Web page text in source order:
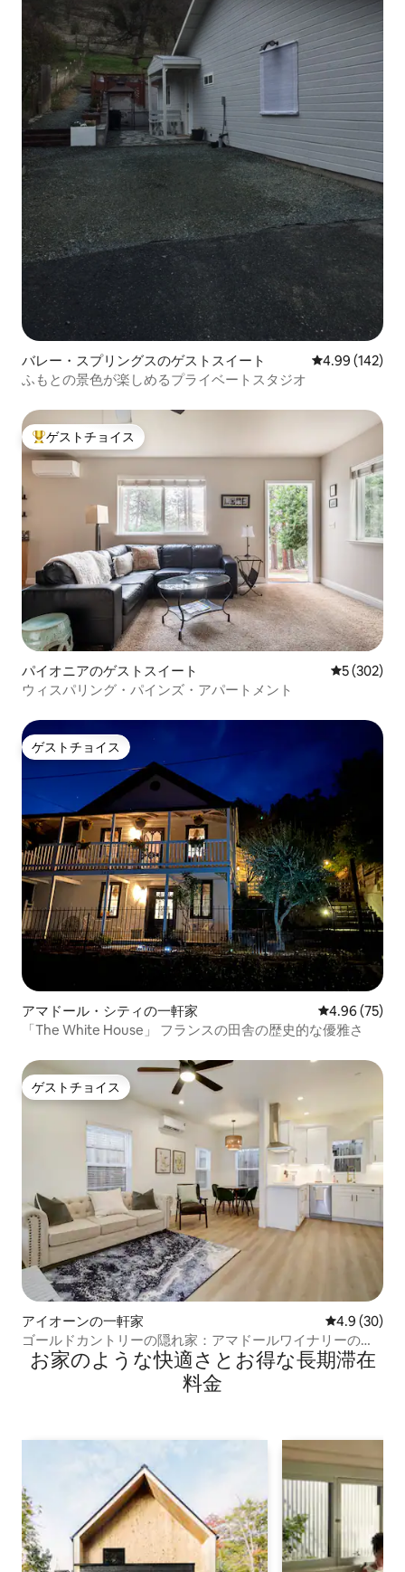
バレー・スプリングスのゲストスイート レビュー142
4.99 (142)
ふもとの景色が楽しめるプライベートスタジオ
大好評のゲストチョイスです。
ゲストチョイス
パイオニアのゲストスイート レビュー
5 (302)
ウィスパリング・パインズ・アパートメント
ゲストチョイス
ゲストチョイス
アマドール・シティの一軒家 レビュー75
4.96 (75)
「The White House」 フランスの田舎の歴史的な優雅さ
ゲストチョイス
ゲストチョイス
アイオーンの一軒家 レビュー30
4.9 (30)
ゴールドカントリーの隠れ家：アマドールワイナリーの近
くにある1ベッドルーム
お家のような快⁠適⁠さ⁠とお⁠得⁠な長⁠期⁠滞⁠在
料⁠金